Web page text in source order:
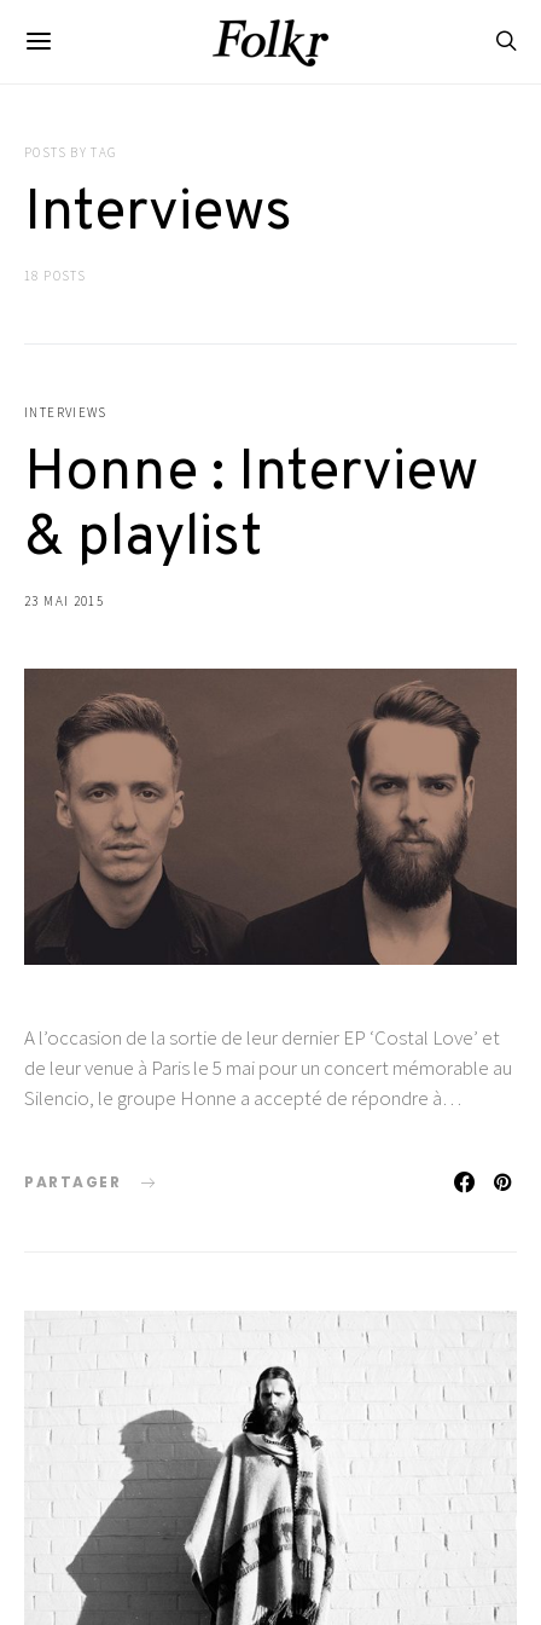
POSTS BY TAG
Interviews
18 POSTS
INTERVIEWS
Honne : Interview
& playlist
23 MAI 2015
A l’occasion de la sortie de leur dernier EP ‘Costal Love’ et
de leur venue à Paris le 5 mai pour un concert mémorable au
Silencio, le groupe Honne a accepté de répondre à…
PARTAGER